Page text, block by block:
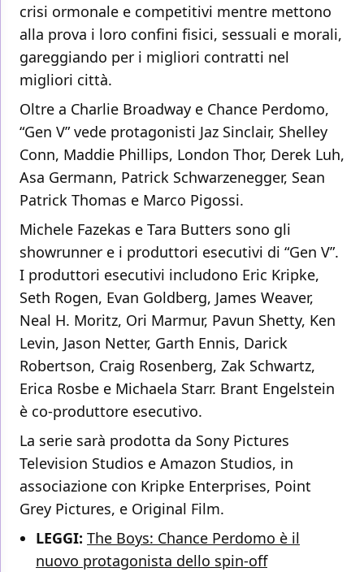
crisi ormonale e competitivi mentre mettono
alla prova i loro confini fisici, sessuali e morali,
gareggiando per i migliori contratti nel
migliori città.
Oltre a Charlie Broadway e Chance Perdomo,
“Gen V” vede protagonisti Jaz Sinclair, Shelley
Conn, Maddie Phillips, London Thor, Derek Luh,
Asa Germann, Patrick Schwarzenegger, Sean
Patrick Thomas e Marco Pigossi.
Michele Fazekas e Tara Butters sono gli
showrunner e i produttori esecutivi di “Gen V”.
I produttori esecutivi includono Eric Kripke,
Seth Rogen, Evan Goldberg, James Weaver,
Neal H. Moritz, Ori Marmur, Pavun Shetty, Ken
Levin, Jason Netter, Garth Ennis, Darick
Robertson, Craig Rosenberg, Zak Schwartz,
Erica Rosbe e Michaela Starr. Brant Engelstein
è co-produttore esecutivo.
La serie sarà prodotta da Sony Pictures
Television Studios e Amazon Studios, in
associazione con Kripke Enterprises, Point
Grey Pictures, e Original Film.
LEGGI: The Boys: Chance Perdomo è il
nuovo protagonista dello spin-off